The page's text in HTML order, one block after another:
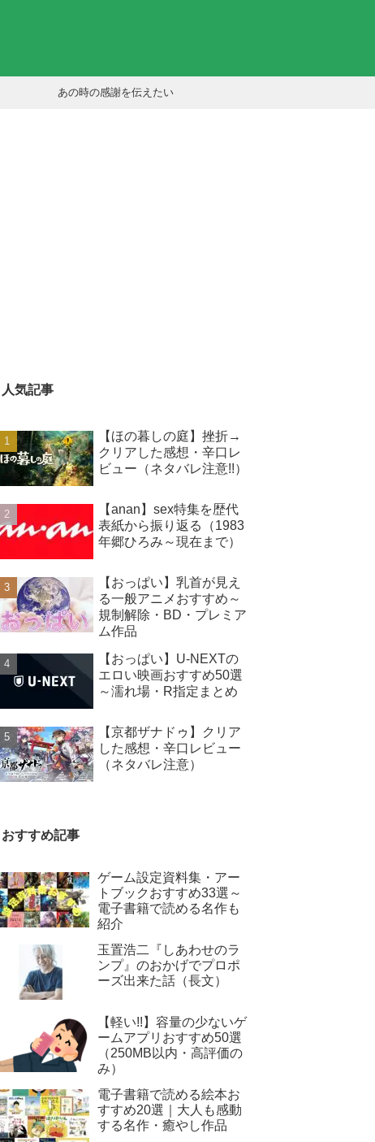
あの時の感謝を伝えたい
人気記事
【ほの暮しの庭】挫折→
クリアした感想・辛口レ
ビュー（ネタバレ注意!!）
【anan】sex特集を歴代
表紙から振り返る（1983
年郷ひろみ～現在まで）
【おっぱい】乳首が見え
る一般アニメおすすめ～
規制解除・BD・プレミア
ム作品
【おっぱい】U-NEXTの
エロい映画おすすめ50選
～濡れ場・R指定まとめ
【京都ザナドゥ】クリア
した感想・辛口レビュー
（ネタバレ注意）
おすすめ記事
ゲーム設定資料集・アー
トブックおすすめ33選～
電子書籍で読める名作も
紹介
玉置浩二『しあわせのラ
ンプ』のおかげでプロポ
ーズ出来た話（長文）
【軽い!!】容量の少ないゲ
ームアプリおすすめ50選
（250MB以内・高評価の
み）
電子書籍で読める絵本お
すすめ20選｜大人も感動
する名作・癒やし作品